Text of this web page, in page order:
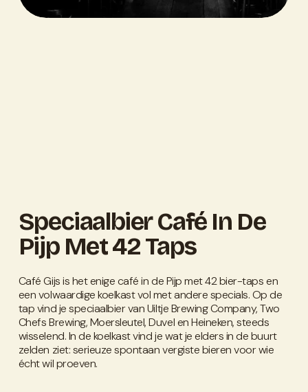
Speciaalbier Café In De
Pijp Met 42 Taps
Café Gijs is het enige café in de Pijp met 42 bier-taps en
een volwaardige koelkast vol met andere specials. Op de
tap vind je speciaalbier van Uiltje Brewing Company, Two
Chefs Brewing, Moersleutel, Duvel en Heineken, steeds
wisselend. In de koelkast vind je wat je elders in de buurt
zelden ziet: serieuze spontaan vergiste bieren voor wie
écht wil proeven.